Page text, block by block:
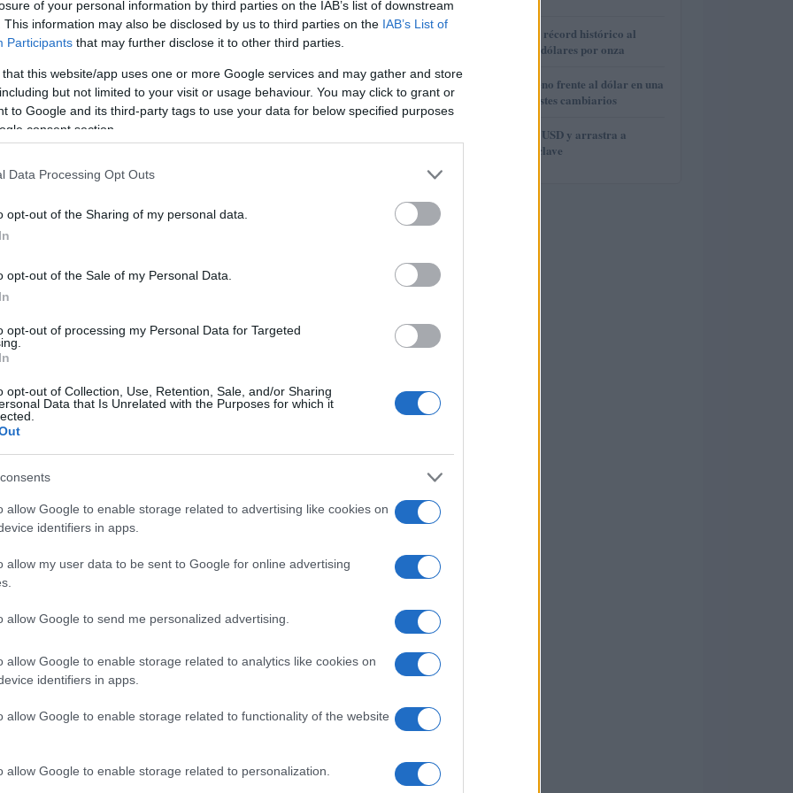
of your personal information by third parties on the IAB’s list of downstream
This information may also be disclosed by us to third parties on the IAB’s List of
Participants that may further disclose it to other third parties.
that this website/app uses one or more Google services and may gather and store
but not limited to your visit or usage behaviour. You may click to grant or
to Google and its third-party tags to use your data for below specified purposes
consent section.
Data Processing Opt Outs
opt-out of the Sharing of my personal data.
opt-out of the Sale of my Personal Data.
opt-out of processing my Personal Data for Targeted
opt-out of Collection, Use, Retention, Sale, and/or Sharing
Data that Is Unrelated with the Purposes for which it
allow Google to enable storage related to advertising like cookies on
identifiers in apps.
allow my user data to be sent to Google for online advertising
allow Google to send me personalized advertising.
allow Google to enable storage related to analytics like cookies on
identifiers in apps.
allow Google to enable storage related to functionality of the website
allow Google to enable storage related to personalization.
y lablockchainexperimentan un notable
tendencia en los próximos años. Invertir en
traducirse en grandes beneficios.
por completo diversas industrias, desde la salud hasta
desarrollo de tecnologías de IA están captando
se estima que el mercado de la IA podría
de dólares
constante evolución, donde las inversiones en
Empresas que desarrollan software
de consultoría en seguridad están en la lista de
3
El oro alcanza un récord histórico al
superar los 4.400 dólares por onza
4 El euro cede terreno frente al dólar en una
semana de contrastes cambiarios
5
Brent cae a 91.82 USD y arrastra a
materias primas clave